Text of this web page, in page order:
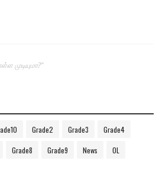
முடியுமா?"
Grade2 Grade3 Grade4
Grade8 Grade9 News OL